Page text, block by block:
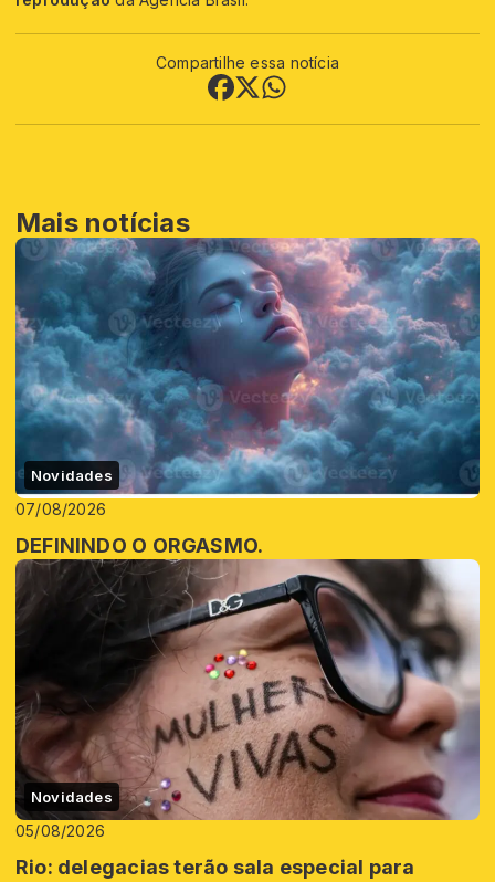
Compartilhe essa notícia
Mais notícias
Novidades
07/08/2026
DEFININDO O ORGASMO.
Novidades
05/08/2026
Rio: delegacias terão sala especial para